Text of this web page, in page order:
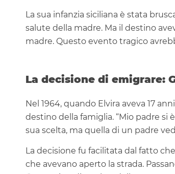
La sua infanzia siciliana è stata
salute della madre. Ma il destino
madre. Questo evento tragico
La decisione di emigrare:
Nel 1964, quando Elvira aveva 17
destino della famiglia. “Mio padre si
sua scelta, ma quella di un padre
La decisione fu facilitata dal fatto
che avevano aperto la strada.